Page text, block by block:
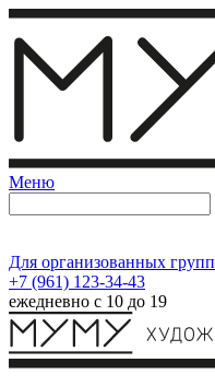
Меню
Для организованных групп
+7 (961) 123-34-43
ежедневно с 10 до 19